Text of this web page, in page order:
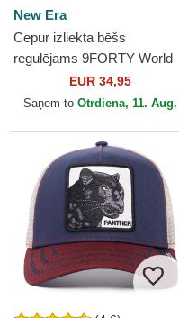
New Era
Cepur izliekta bēšs
regulējams 9FORTY World
Series no New York Yankees
MLB no New Era
EUR 34,95
Saņem to Otrdiena, 11. Aug.